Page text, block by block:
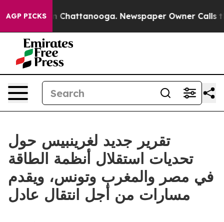
AGP PICKSin Chattanooga. Newspaper Owner Calls the
تقرير جديد لغرينبيس حول
تحديات استقلال أنظمة الطاقة
في مصر والمغرب وتونس، ويقدم
مسارات من أجل انتقال عادل